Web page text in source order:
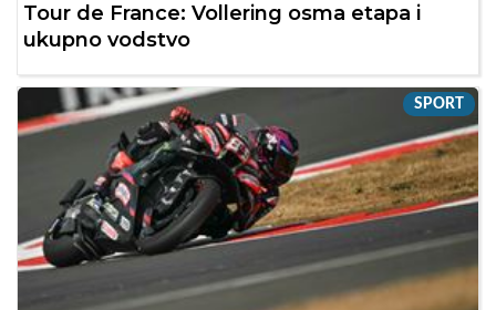
Tour de France: Vollering osma etapa i
ukupno vodstvo
SPORT